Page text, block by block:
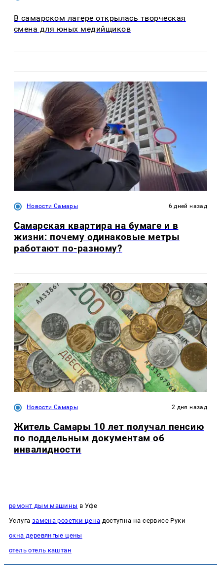
В самарском лагере открылась творческая
смена для юных медийщиков
Новости Самары 6 дней назад
Самарская квартира на бумаге и в
жизни: почему одинаковые метры
работают по-разному?
Новости Самары 2 дня назад
Житель Самары 10 лет получал пенсию
по поддельным документам об
инвалидности
ремонт дым машины в Уфе
Услуга замена розетки цена доступна на сервисе Руки
окна деревянгые цены
отель отель каштан